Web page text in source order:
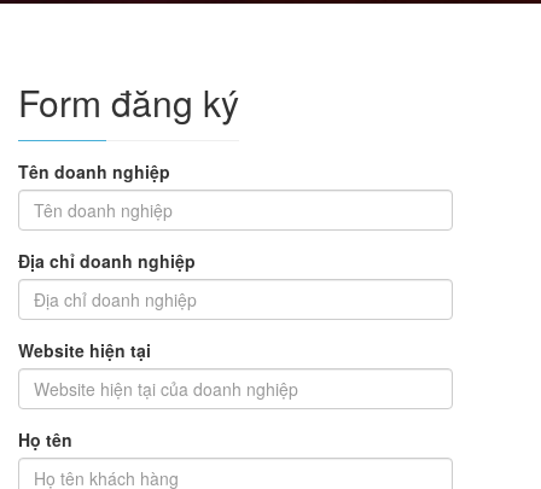
Form đăng ký
Tên doanh nghiệp
Địa chỉ doanh nghiệp
Website hiện tại
Họ tên